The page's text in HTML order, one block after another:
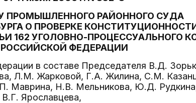
ПРОМЫШЛЕННОГО РАЙОННОГО СУДА
О ПРОВЕРКЕ
162 УГОЛОВНО-ПРОЦЕССУАЛЬНОГО
РОССИЙСКОЙ ФЕДЕРАЦИИ
в составе Председателя В.Д.
Л.М. Жарковой, Г.А. Жилина, С.М.
Маврина, Н.В. Мельникова, Ю.Д.
Ярославцева,